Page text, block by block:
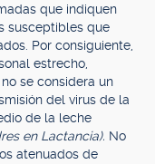
que indiquen
susceptibles que
Por consiguiente,
estrecho,
se considera un
del virus de la
de la leche
en Lactancia). No
atenuados de